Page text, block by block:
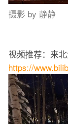
摄影 by 静静
视频推荐：来
https://